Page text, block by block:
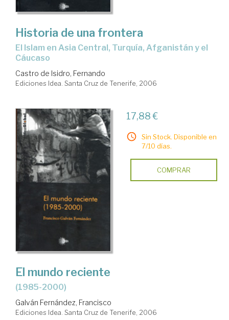
Historia de una frontera
el Islam en Asia Central, Turquía, Afganistán y el
Cáucaso
Castro de Isidro, Fernando
Ediciones Idea. Santa Cruz de Tenerife, 2006
17,88 €
Sin Stock. Disponible en
7/10 días.
COMPRAR
El mundo reciente
(1985-2000)
Galván Fernández, Francisco
Ediciones Idea. Santa Cruz de Tenerife, 2006